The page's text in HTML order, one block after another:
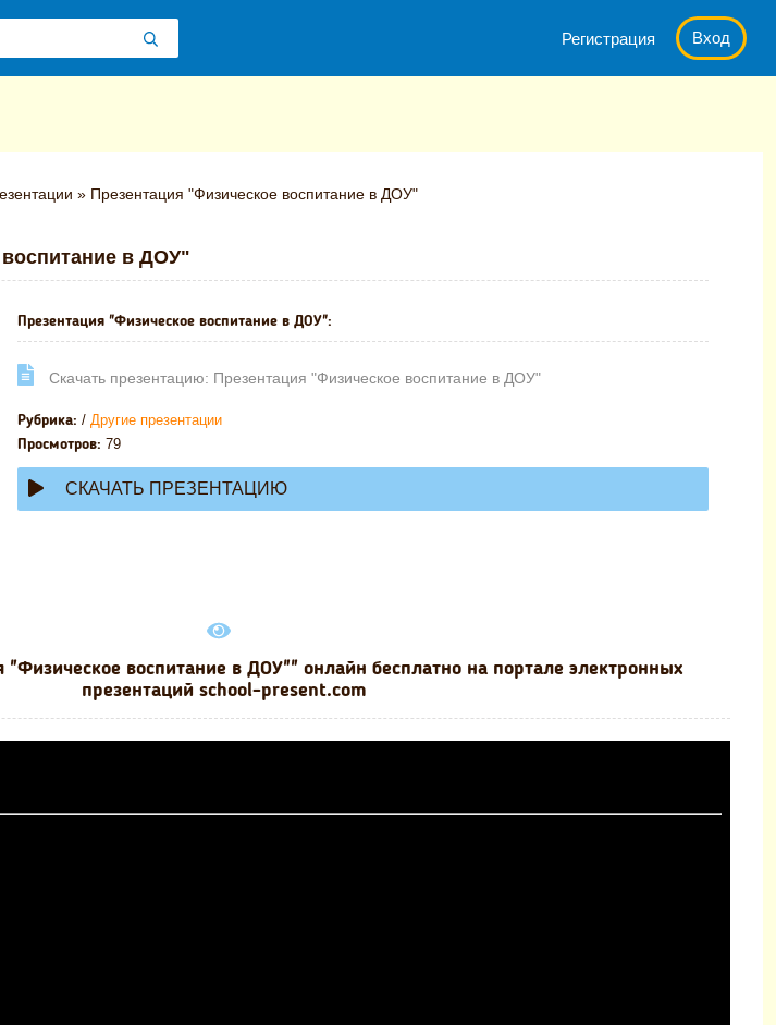
Регистрация Вход
» Презентация "Физическое воспитание в ДОУ"
в ДОУ"
Презентация "Физическое воспитание в ДОУ":
Cкачать презентацию: Презентация "Физическое воспитание в ДОУ"
Рубрика: / Другие презентации
Просмотров: 79
СКАЧАТЬ ПРЕЗЕНТАЦИЮ
"Физическое воспитание в ДОУ"" онлайн бесплатно на портале электронных
презентаций school-present.com